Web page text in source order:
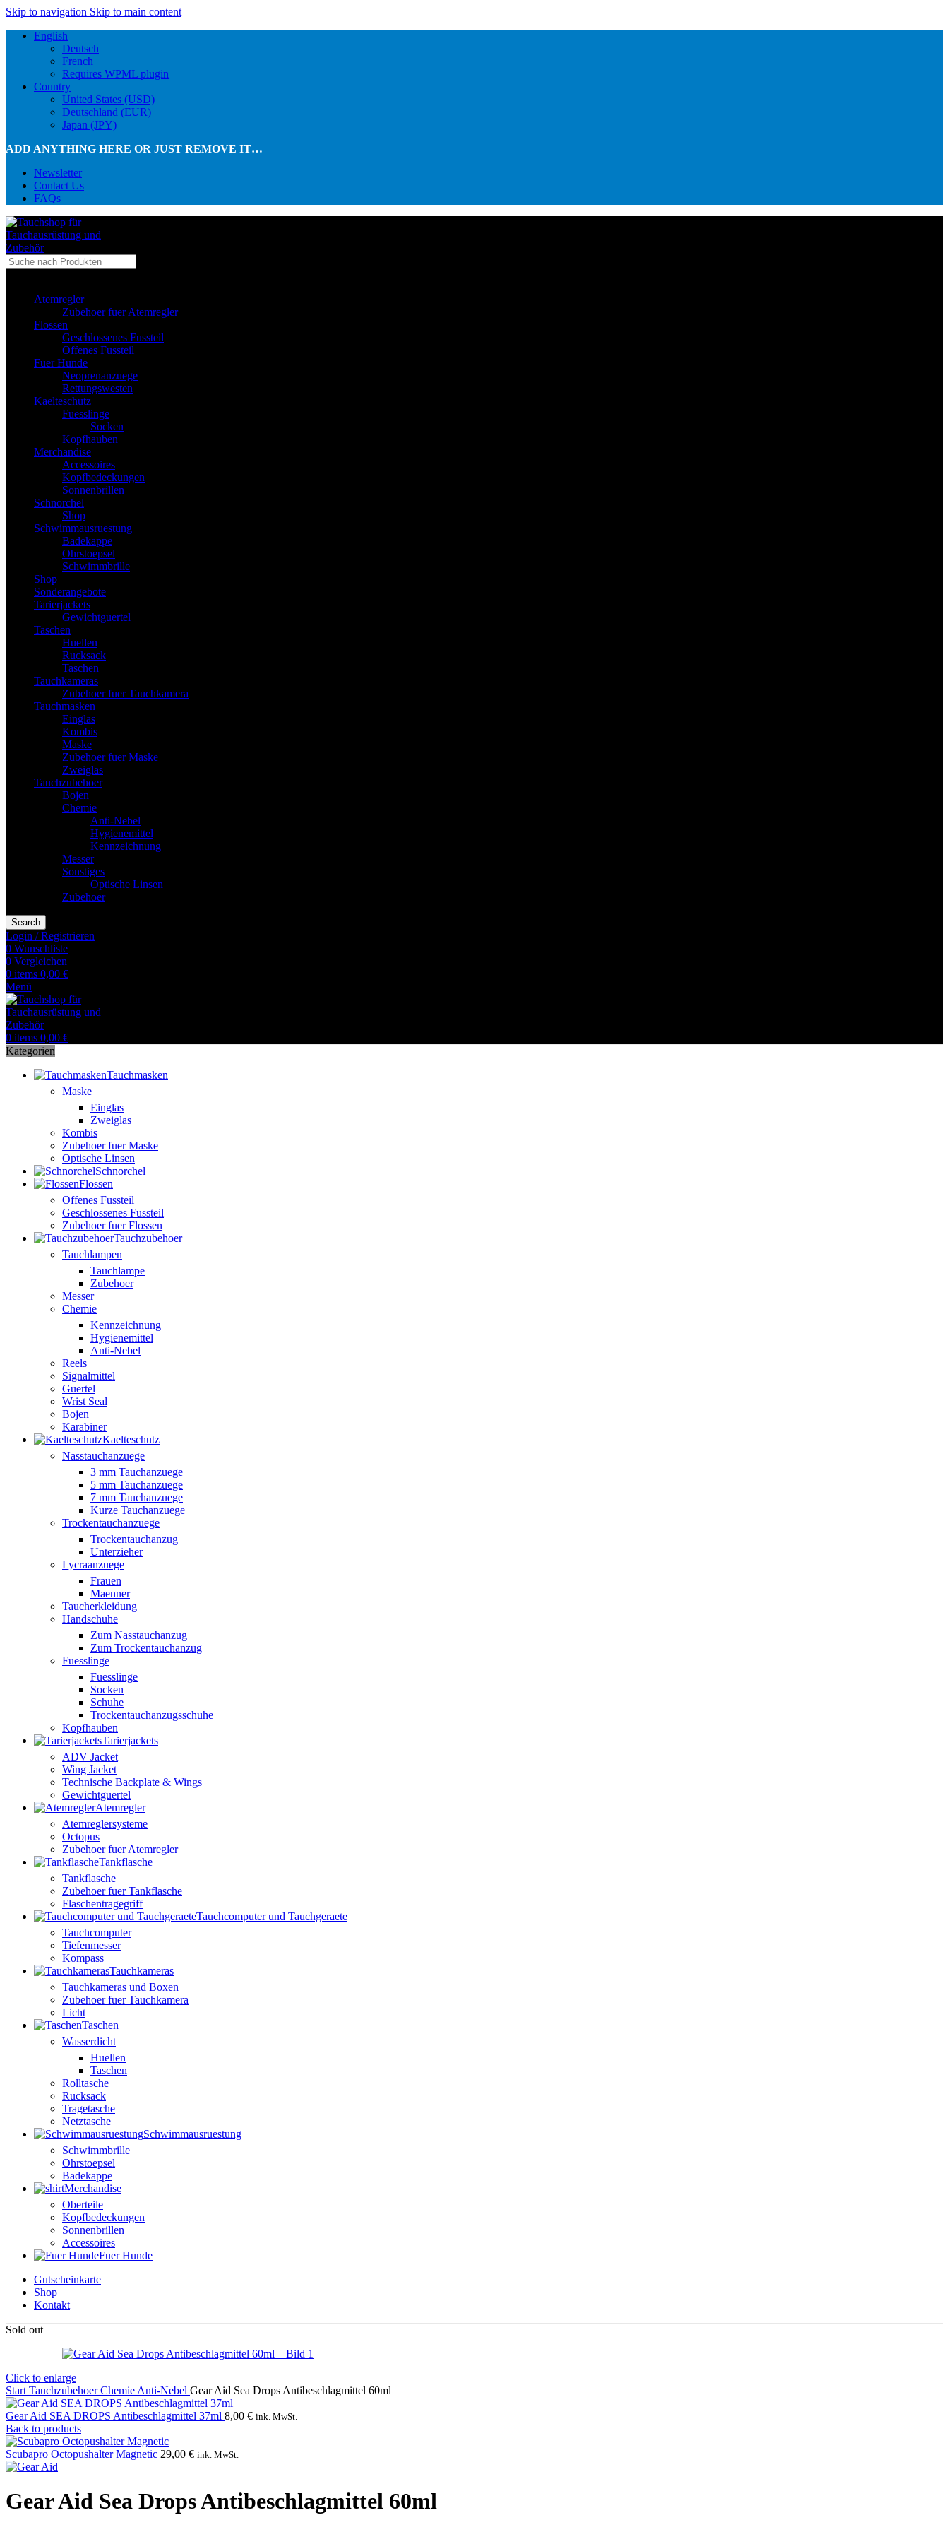
Skip to navigation Skip to main content
English
Deutsch
French
Requires WPML plugin
Country
United States (USD)
Deutschland (EUR)
Japan (JPY)
ADD ANYTHING HERE OR JUST REMOVE IT…
Newsletter
Contact Us
FAQs
Atemregler
Zubehoer fuer Atemregler
Flossen
Geschlossenes Fussteil
Offenes Fussteil
Fuer Hunde
Neoprenanzuege
Rettungswesten
Kaelteschutz
Fuesslinge
Socken
Kopfhauben
Merchandise
Accessoires
Kopfbedeckungen
Sonnenbrillen
Schnorchel
Shop
Schwimmausruestung
Badekappe
Ohrstoepsel
Schwimmbrille
Shop
Sonderangebote
Tarierjackets
Gewichtguertel
Taschen
Huellen
Rucksack
Taschen
Tauchkameras
Zubehoer fuer Tauchkamera
Tauchmasken
Einglas
Kombis
Maske
Zubehoer fuer Maske
Zweiglas
Tauchzubehoer
Bojen
Chemie
Anti-Nebel
Hygienemittel
Kennzeichnung
Messer
Sonstiges
Optische Linsen
Zubehoer
Search
Login / Registrieren
0 Wunschliste
0 Vergleichen
0 items 0,00 €
Menü
0 items 0,00 €
Kategorien
Tauchmasken
Maske
Einglas
Zweiglas
Kombis
Zubehoer fuer Maske
Optische Linsen
Schnorchel
Flossen
Offenes Fussteil
Geschlossenes Fussteil
Zubehoer fuer Flossen
Tauchzubehoer
Tauchlampen
Tauchlampe
Zubehoer
Messer
Chemie
Kennzeichnung
Hygienemittel
Anti-Nebel
Reels
Signalmittel
Guertel
Wrist Seal
Bojen
Karabiner
Kaelteschutz
Nasstauchanzuege
3 mm Tauchanzuege
5 mm Tauchanzuege
7 mm Tauchanzuege
Kurze Tauchanzuege
Trockentauchanzuege
Trockentauchanzug
Unterzieher
Lycraanzuege
Frauen
Maenner
Taucherkleidung
Handschuhe
Zum Nasstauchanzug
Zum Trockentauchanzug
Fuesslinge
Fuesslinge
Socken
Schuhe
Trockentauchanzugsschuhe
Kopfhauben
Tarierjackets
ADV Jacket
Wing Jacket
Technische Backplate & Wings
Gewichtguertel
Atemregler
Atemreglersysteme
Octopus
Zubehoer fuer Atemregler
Tankflasche
Tankflasche
Zubehoer fuer Tankflasche
Flaschentragegriff
Tauchcomputer und Tauchgeraete
Tauchcomputer
Tiefenmesser
Kompass
Tauchkameras
Tauchkameras und Boxen
Zubehoer fuer Tauchkamera
Licht
Taschen
Wasserdicht
Huellen
Taschen
Rolltasche
Rucksack
Tragetasche
Netztasche
Schwimmausruestung
Schwimmbrille
Ohrstoepsel
Badekappe
Merchandise
Oberteile
Kopfbedeckungen
Sonnenbrillen
Accessoires
Fuer Hunde
Gutscheinkarte
Shop
Kontakt
Sold out
Click to enlarge
Start TauchzubehoerChemie Anti-Nebel Gear Aid Sea Drops Antibeschlagmittel 60ml
Gear Aid SEA DROPS Antibeschlagmittel 37ml 8,00 € ink. MwSt.
Back to products
Scubapro Octopushalter Magnetic 29,00 € ink. MwSt.
Gear Aid Sea Drops Antibeschlagmittel 60ml